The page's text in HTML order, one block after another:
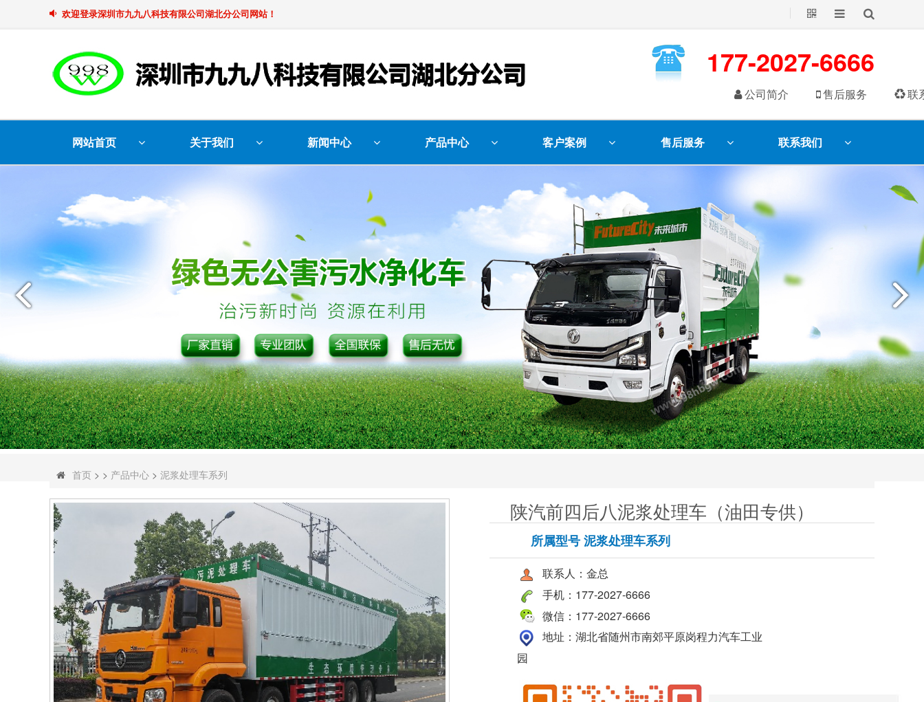
欢迎登录深圳市九九八科技有限公司湖北分公司网站！
公司简介 售后服务 联
177-2027-6666
网站首页 关于我们 新闻中心 产品中心 客户案例 售后服务 联系我们
首页 > > 产品中心 > 泥浆处理车系列
陕汽前四后八泥浆处理车（油田专供）
所属型号 泥浆处理车系列
联系人：金总
手机：177-2027-6666
微信：177-2027-6666
地址：湖北省随州市南郊平原岗程力汽车工业
园